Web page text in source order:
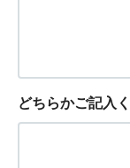
どちらかご記入